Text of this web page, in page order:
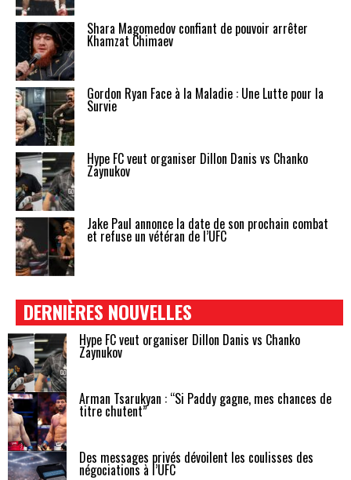
Shara Magomedov confiant de pouvoir arrêter
Khamzat Chimaev
Gordon Ryan Face à la Maladie : Une Lutte pour la
Survie
Hype FC veut organiser Dillon Danis vs Chanko
Zaynukov
Jake Paul annonce la date de son prochain combat
et refuse un vétéran de l’UFC
DERNIÈRES NOUVELLES
Hype FC veut organiser Dillon Danis vs Chanko
Zaynukov
Arman Tsarukyan : “Si Paddy gagne, mes chances de
titre chutent”
Des messages privés dévoilent les coulisses des
négociations à l’UFC